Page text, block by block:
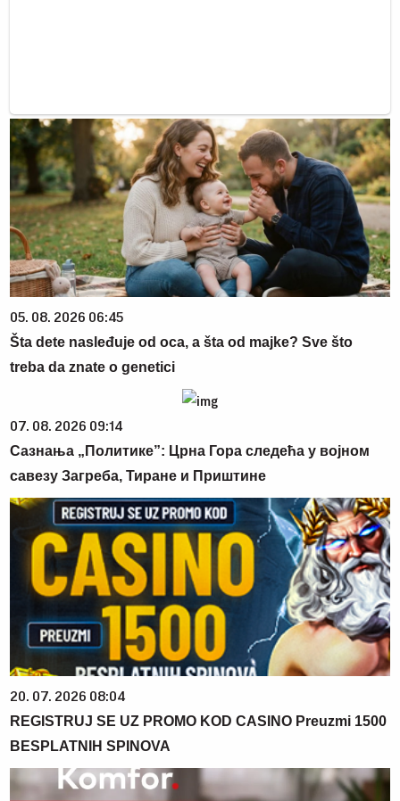
05. 08. 2026 06:45
Šta dete nasleđuje od oca, a šta od majke? Sve što
treba da znate o genetici
07. 08. 2026 09:14
Сазнања „Политике”: Црна Гора следећа у војном
савезу Загреба, Тиране и Приштине
20. 07. 2026 08:04
REGISTRUJ SE UZ PROMO KOD CASINO Preuzmi 1500
BESPLATNIH SPINOVA